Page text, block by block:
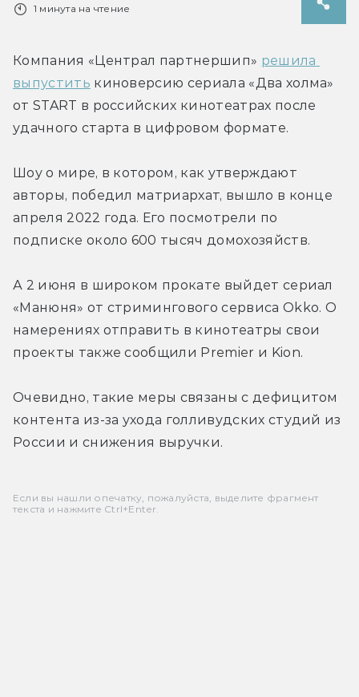
1 минута на чтение
Компания «Централ партнершип» решила
выпустить киноверсию сериала «Два холма»
от START в российских кинотеатрах после
удачного старта в цифровом формате.
Шоу о мире, в котором, как утверждают
авторы, победил матриархат, вышло в конце
апреля 2022 года. Его посмотрели по
подписке около 600 тысяч домохозяйств.
А 2 июня в широком прокате выйдет сериал
«Манюня» от стримингового сервиса Okko. О
намерениях отправить в кинотеатры свои
проекты также сообщили Premier и Kion.
Очевидно, такие меры связаны с дефицитом
контента из-за ухода голливудских студий из
России и снижения выручки.
Если вы нашли опечатку, пожалуйста, выделите фрагмент
текста и нажмите Ctrl+Enter.